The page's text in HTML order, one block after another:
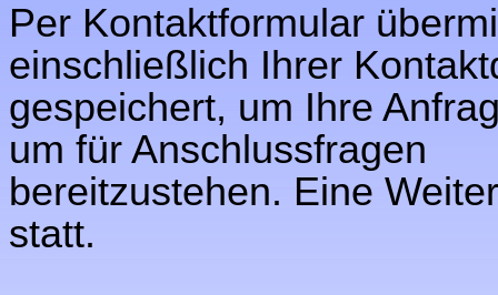
Per Kontaktformular
einschließlich Ihrer
gespeichert, um Ihre
um für Anschlussfragen
bereitzustehen. Eine
statt.